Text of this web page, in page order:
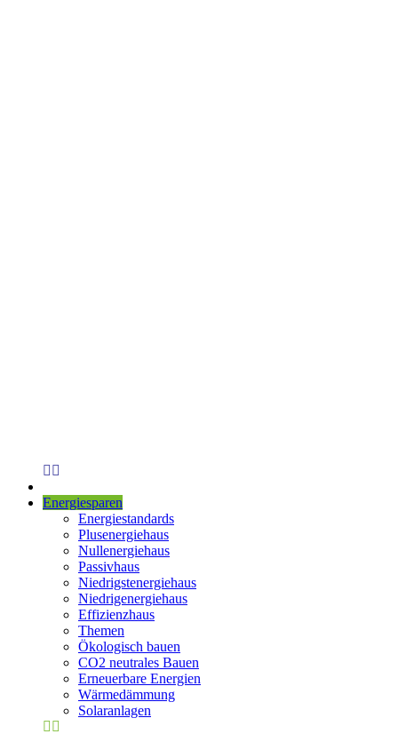
Energiesparen
Energiestandards
Plusenergiehaus
Nullenergiehaus
Passivhaus
Niedrigstenergiehaus
Niedrigenergiehaus
Effizienzhaus
Themen
Ökologisch bauen
CO2 neutrales Bauen
Erneuerbare Energien
Wärmedämmung
Solaranlagen